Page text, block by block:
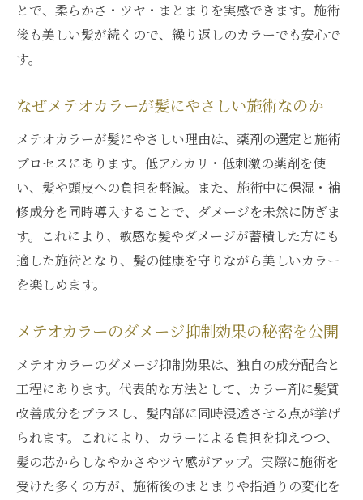
とで、柔らかさ・ツヤ・まとまりを実感できます。施術
後も美しい髪が続くので、繰り返しのカラーでも安心で
す。
なぜメテオカラーが髪にやさしい施術なのか
メテオカラーが髪にやさしい理由は、薬剤の選定と施術
プロセスにあります。低アルカリ・低刺激の薬剤を使
い、髪や頭皮への負担を軽減。また、施術中に保湿・補
修成分を同時導入することで、ダメージを未然に防ぎま
す。これにより、敏感な髪やダメージが蓄積した方にも
適した施術となり、髪の健康を守りながら美しいカラー
を楽しめます。
メテオカラーのダメージ抑制効果の秘密を公開
メテオカラーのダメージ抑制効果は、独自の成分配合と
工程にあります。代表的な方法として、カラー剤に髪質
改善成分をプラスし、髪内部に同時浸透させる点が挙げ
られます。これにより、カラーによる負担を抑えつつ、
髪の芯からしなやかさやツヤ感がアップ。実際に施術を
受けた多くの方が、施術後のまとまりや指通りの変化を